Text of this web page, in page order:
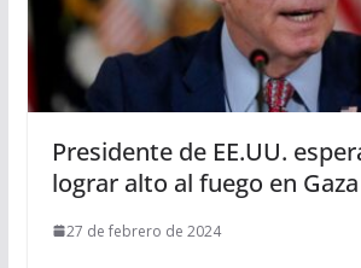
Presidente de EE.UU.
lograr alto al fuego en Gaza
27 de febrero de 2024